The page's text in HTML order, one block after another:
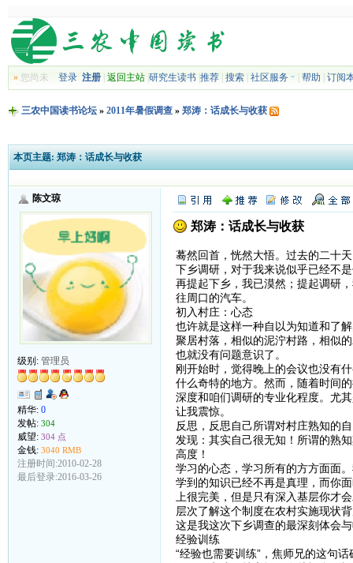
»您尚未 登录 注册| 返回主站| 研究生读书| 推荐| 搜索| 社区服务 帮助 订阅
三农中国读书论坛» 2011年暑假调查» 郑涛：话成长与收获
本页主题: 郑涛：话成长与收获
陈文琼
级别: 管理员
精华: 0
发帖: 304
威望: 304 点
金钱: 3040 RMB
注册时间:2010-02-28
最后登录:2016-03-26
郑涛：话成长与收获
蓦然回首，恍然大悟。过去的二十
下乡调研，对于我来说似乎已经不
再提起下乡，我已漠然；提起调研
往周口的汽车。
初入村庄：心态
也许就是这样一种自以为知道和了
聚居村落，相似的泥泞村路，相似
也就没有问题意识了。
刚开始时，觉得晚上的会议也没有
什么奇特的地方。然而，随着时间
深度和咱们调研的专业化程度。尤
让我震惊。
反思，反思自己所谓对村庄熟知的
发现：其实自己很无知！所谓的熟
高度！
学习的心态，学习所有的方方面面
学到的知识已经不再是真理，而你
上很完美，但是只有深入基层你才
层次了解这个制度在农村实施现状
这是我这次下乡调查的最深刻体会
经验训练
“经验也需要训练”，焦师兄的这句